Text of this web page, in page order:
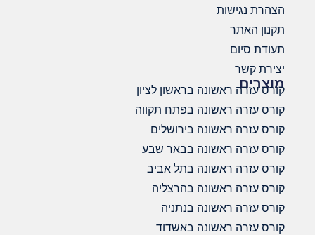
הצהרת נגישות
תקנון האתר
תעודת סיום
יצירת קשר
מוצרים
קורס עזרה ראשונה בראשון לציון
קורס עזרה ראשונה בפתח תקווה
קורס עזרה ראשונה בירושלים
קורס עזרה ראשונה בבאר שבע
קורס עזרה ראשונה בתל אביב
קורס עזרה ראשונה בהרצליה
קורס עזרה ראשונה בנתניה
קורס עזרה ראשונה באשדוד